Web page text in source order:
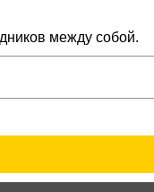
между собой.